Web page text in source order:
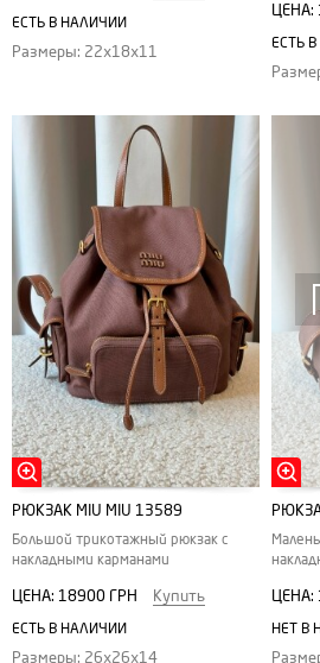
ЕСТЬ В НАЛИЧИИ
Размеры: 22х18х11
ЦЕНА:
ЕСТЬ
РЮКЗАК MIU MIU 13589
Большой трикотажный рюкзак с
накладными карманами
ЦЕНА: 18900 ГРН Купить
ЕСТЬ В НАЛИЧИИ
Размеры: 26х26х14
ЦЕНА:
НЕТ В